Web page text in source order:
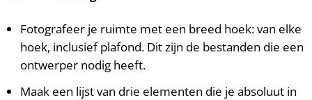
Fotografeer je ruimte met een breed hoek: van elke
hoek, inclusief plafond. Dit zijn de bestanden die een
ontwerper nodig heeft.
Maak een lijst van drie elementen die je absoluut in